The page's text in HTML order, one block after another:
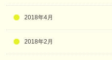
2018年4月
2018年2月